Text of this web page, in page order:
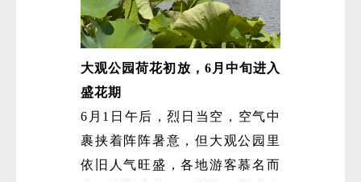
大观公园荷花初放，6月中旬进入
盛花期
6月1日午后，烈日当空，空气中
裹挟着阵阵暑意，但大观公园里
依旧人气旺盛，各地游客慕名而